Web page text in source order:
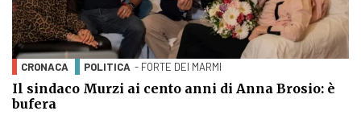
CRONACA POLITICA - FORTE DEI MARMI
Il sindaco Murzi ai cento anni di Anna Brosio: è
bufera